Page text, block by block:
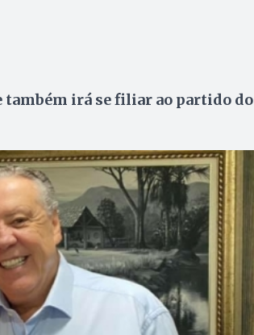
também irá se filiar ao partido do